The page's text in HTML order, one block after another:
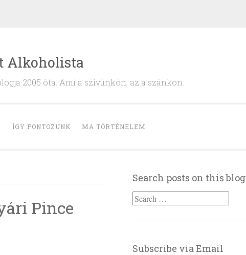
Alkoholista
2005 óta. Ami a szívünkön, az a szánkon.
ÍGY PONTOZUNK MA TÖRTÉNELEM
Pince
Search posts on this blog
Search
Subscribe via Email